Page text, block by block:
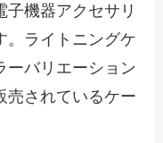
子機器アクセサリ
。ライトニングケ
ーバリエーション
売されているケー